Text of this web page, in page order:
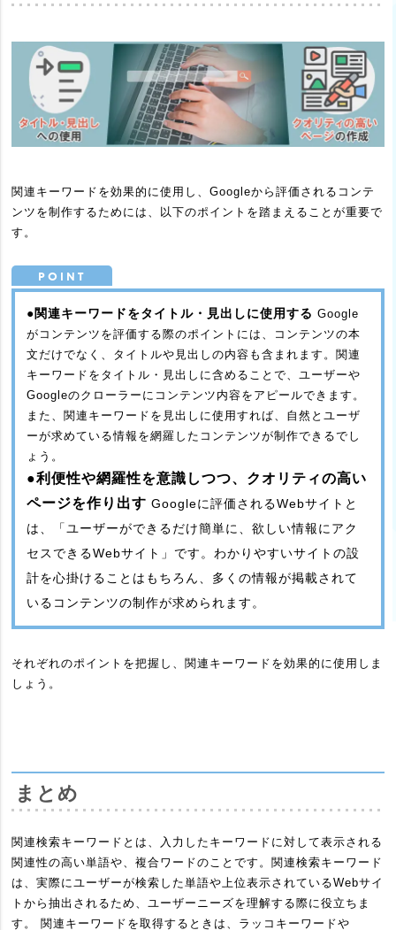
関連キーワードを効果的に使用し、Googleから評価されるコンテ
ンツを制作するためには、以下のポイントを踏まえることが重要で
す。
●関連キーワードをタイトル・見出しに使用する Google
がコンテンツを評価する際のポイントには、コンテンツの本
文だけでなく、タイトルや見出しの内容も含まれます。関連
キーワードをタイトル・見出しに含めることで、ユーザーや
Googleのクローラーにコンテンツ内容をアピールできます。
また、関連キーワードを見出しに使用すれば、自然とユーザ
ーが求めている情報を網羅したコンテンツが制作できるでし
ょう。
●利便性や網羅性を意識しつつ、クオリティの高い
ページを作り出す Googleに評価されるWebサイトと
は、「ユーザーができるだけ簡単に、欲しい情報にアク
セスできるWebサイト」です。わかりやすいサイトの設
計を心掛けることはもちろん、多くの情報が掲載されて
いるコンテンツの制作が求められます。
それぞれのポイントを把握し、関連キーワードを効果的に使用しま
しょう。
まとめ
関連検索キーワードとは、入力したキーワードに対して表示される
関連性の高い単語や、複合ワードのことです。関連検索キーワード
は、実際にユーザーが検索した単語や上位表示されているWebサイ
トから抽出されるため、ユーザーニーズを理解する際に役立ちま
す。 関連キーワードを取得するときは、ラッコキーワードや